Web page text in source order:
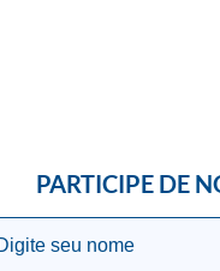
PARTICIPE DE